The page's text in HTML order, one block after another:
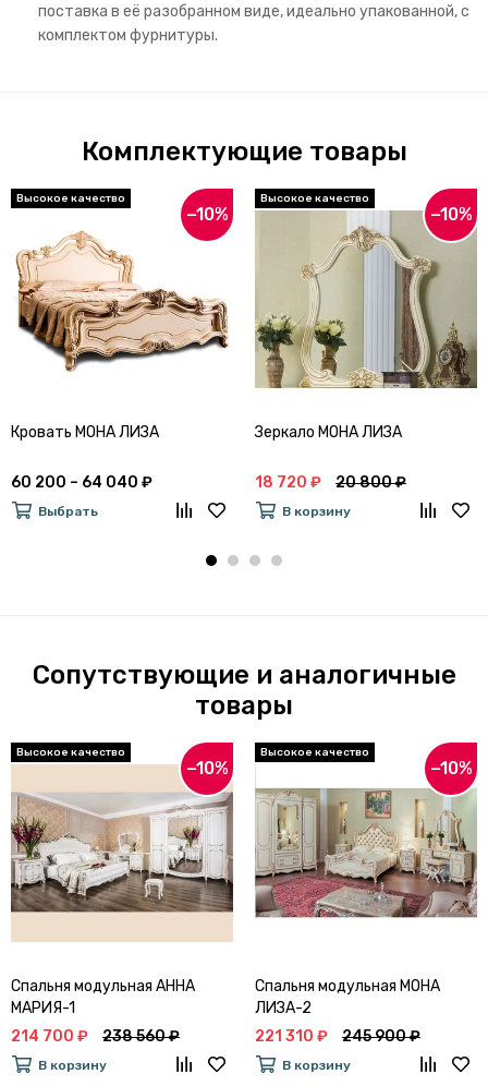
поставка в её разобранном виде, идеально упакованной, с
комплектом фурнитуры.
Комплектующие товары
−10%
Кровать МОНА ЛИЗА
60 200 – 64 040 ₽
Выбрать
−10%
Зеркало МОНА ЛИЗА
18 720 ₽ 20 800 ₽
В корзину
Сопутствующие и аналогичные
товары
−10%
Спальня модульная АННА
МАРИЯ-1
214 700 ₽
238 560 ₽
В корзину
−10%
Спальня модульная МОНА
ЛИЗА-2
221 310 ₽
245 900 ₽
В корзину